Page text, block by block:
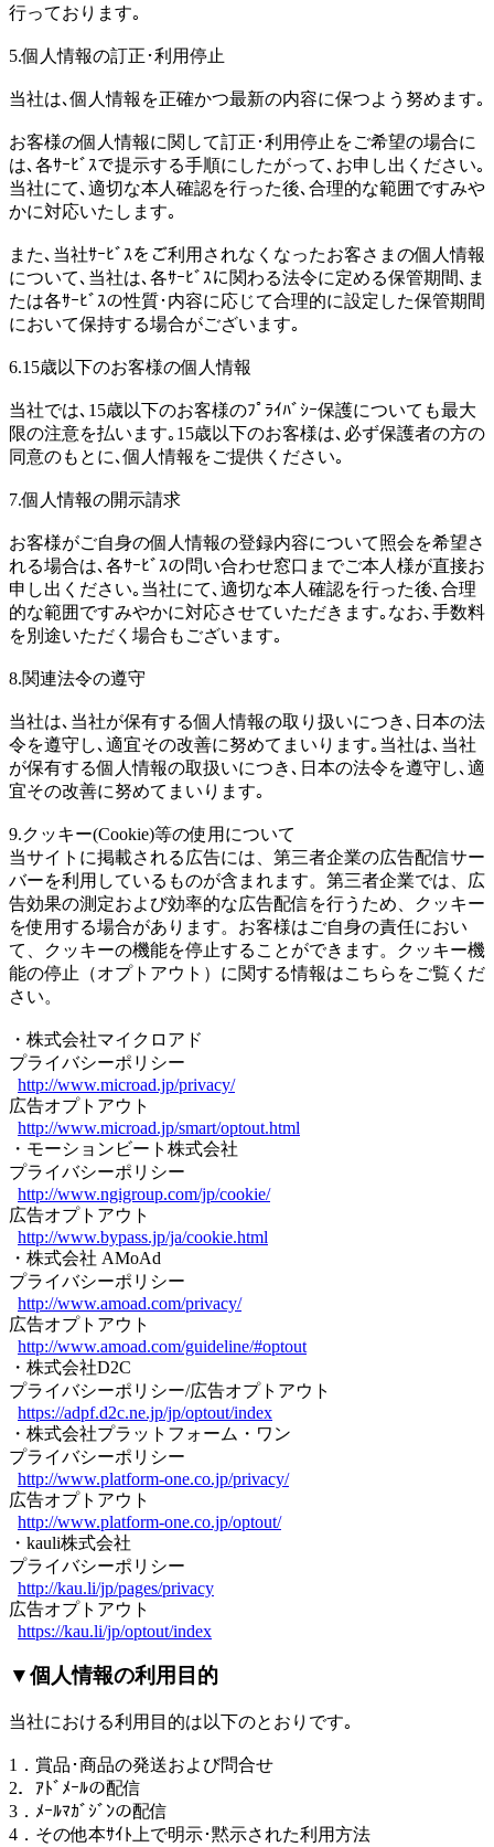
行っております｡
5.個人情報の訂正･利用停止
当社は､個人情報を正確かつ最新の内容に保つよう努めます｡
お客様の個人情報に関して訂正･利用停止をご希望の場合に
は､各ｻｰﾋﾞｽで提示する手順にしたがって､お申し出ください｡
当社にて､適切な本人確認を行った後､合理的な範囲ですみや
かに対応いたします｡
また､当社ｻｰﾋﾞｽをご利用されなくなったお客さまの個人情報
について､当社は､各ｻｰﾋﾞｽに関わる法令に定める保管期間､ま
たは各ｻｰﾋﾞｽの性質･内容に応じて合理的に設定した保管期間
において保持する場合がございます｡
6.15歳以下のお客様の個人情報
当社では､15歳以下のお客様のﾌﾟﾗｲﾊﾞｼｰ保護についても最大
限の注意を払います｡15歳以下のお客様は､必ず保護者の方の
同意のもとに､個人情報をご提供ください｡
7.個人情報の開示請求
お客様がご自身の個人情報の登録内容について照会を希望さ
れる場合は､各ｻｰﾋﾞｽの問い合わせ窓口までご本人様が直接お
申し出ください｡当社にて､適切な本人確認を行った後､合理
的な範囲ですみやかに対応させていただきます｡なお､手数料
を別途いただく場合もございます｡
8.関連法令の遵守
当社は､当社が保有する個人情報の取り扱いにつき､日本の法
令を遵守し､適宜その改善に努めてまいります｡当社は､当社
が保有する個人情報の取扱いにつき､日本の法令を遵守し､適
宜その改善に努めてまいります｡
9.クッキー(Cookie)等の使用について
当サイトに掲載される広告には、第三者企業の広告配信サー
バーを利用しているものが含まれます。第三者企業では、広
告効果の測定および効率的な広告配信を行うため、クッキー
を使用する場合があります。お客様はご自身の責任におい
て、クッキーの機能を停止することができます。クッキー機
能の停止（オプトアウト）に関する情報はこちらをご覧くだ
さい。
・株式会社マイクロアド
プライバシーポリシー
http://www.microad.jp/privacy/
広告オプトアウト
http://www.microad.jp/smart/optout.html
・モーションビート株式会社
プライバシーポリシー
http://www.ngigroup.com/jp/cookie/
広告オプトアウト
http://www.bypass.jp/ja/cookie.html
・株式会社 AMoAd
プライバシーポリシー
http://www.amoad.com/privacy/
広告オプトアウト
http://www.amoad.com/guideline/#optout
・株式会社D2C
プライバシーポリシー/広告オプトアウト
https://adpf.d2c.ne.jp/jp/optout/index
・株式会社プラットフォーム・ワン
プライバシーポリシー
http://www.platform-one.co.jp/privacy/
広告オプトアウト
http://www.platform-one.co.jp/optout/
・kauli株式会社
プライバシーポリシー
http://kau.li/jp/pages/privacy
広告オプトアウト
https://kau.li/jp/optout/index
▼個人情報の利用目的
当社における利用目的は以下のとおりです｡
1．賞品･商品の発送および問合せ
2．ｱﾄﾞﾒｰﾙの配信
3．ﾒｰﾙﾏｶﾞｼﾞﾝの配信
4．その他本ｻｲﾄ上で明示･黙示された利用方法